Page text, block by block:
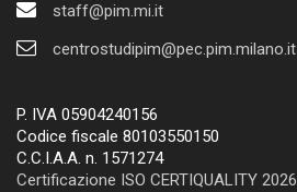
staff@pim.mi.it
centrostudipim@pec.pim.milano.it
P. IVA 05904240156
Codice fiscale 80103550150
C.C.I.A.A. n. 1571274
Certificazione ISO CERTIQUALITY 2026